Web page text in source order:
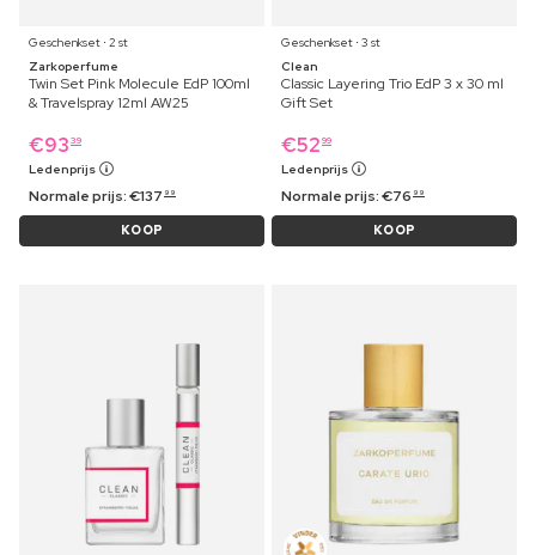
Geschenkset ⋅ 2 st
Zarkoperfume
Twin Set Pink Molecule EdP 100ml
& Travelspray 12ml AW25
€93 39
Ledenprijs
Normale prijs:€137 99
KOOP
Geschenkset ⋅ 3 st
Clean
Classic Layering Trio EdP 3 x 30 ml
Gift Set
€52 99
Ledenprijs
Normale prijs:€76 99
KOOP